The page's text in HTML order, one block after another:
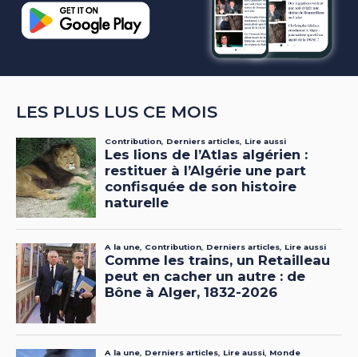
LES PLUS LUS CE MOIS